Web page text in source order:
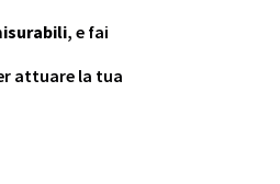
, e fai
attuare la tua